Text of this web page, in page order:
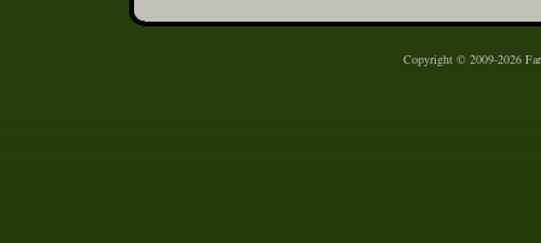
Copyright © 2009-2026